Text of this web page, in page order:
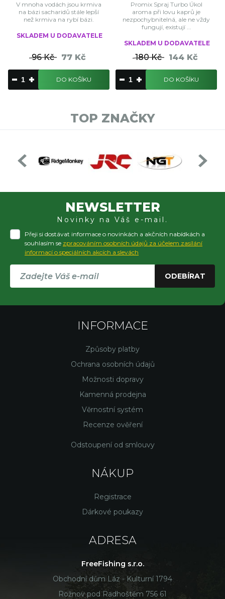
V mnoha vodách jsou krmiva
na bázi sacharidů stále lepší
než krmiva na rybí bázi.
SKLADEM U DODAVATELE
96 Kč 77 Kč
DO KOŠÍKU
Promix Spraj Turbo Úkol
aroma při lovu kaprů je
nezpochybnitelná, ale ne vždy
fungují, existují ...
SKLADEM U DODAVATELE
180 Kč 144 Kč
DO KOŠÍKU
TOP ZNAČKY
NEWSLETTER
Novinky na Váš e-mail.
Přeji si dostávat informace o novinkách a akčních nabídkách a
souhlasím se zpracováním osobních údajů za účelem zasílání
informací o speciálních akcích a slevách
ODEBÍRAT
INFORMACE
Způsoby platby
Ochrana osobních údajů
Možnosti dopravy
Kamenná prodejna
Věrnostní systém
Recenze ověření
Odstoupení od smlouvy
NÁKUP
Registrace
Dárkové poukazy
ADRESA
FreeFishing s.r.o.
Obchodní dům Láz - Kulturní 1794
Rožnov pod Radhoštěm 756 61